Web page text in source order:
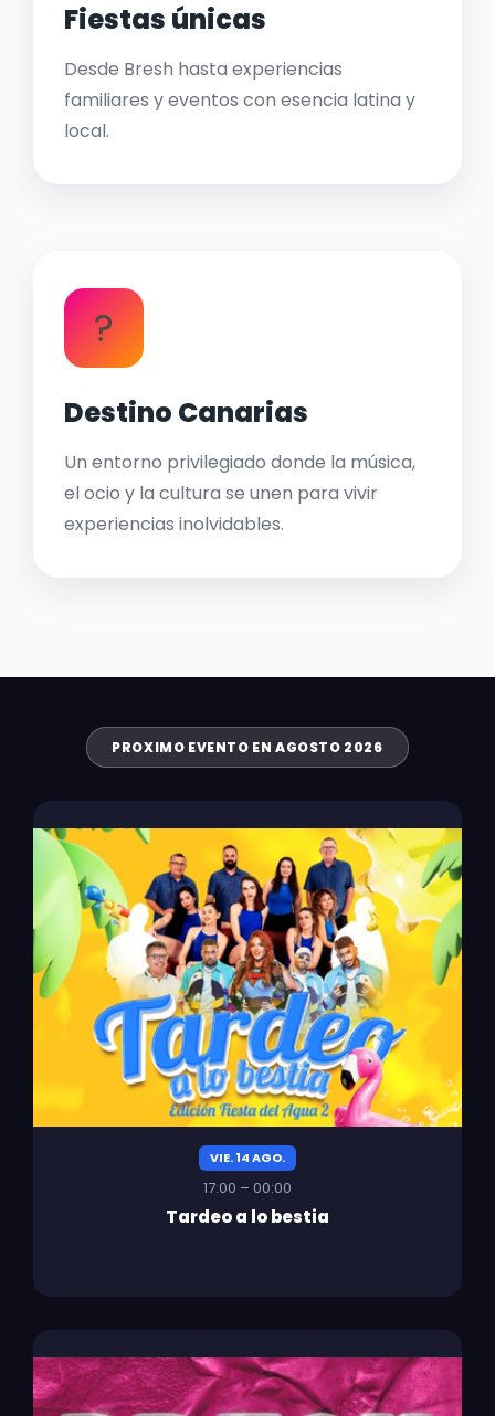
Fiestas únicas
Desde Bresh hasta experiencias
familiares y eventos con esencia latina y
local.
?
Destino Canarias
Un entorno privilegiado donde la música,
el ocio y la cultura se unen para vivir
experiencias inolvidables.
PROXIMO EVENTO EN AGOSTO 2026
VIE. 14 AGO.
17:00 – 00:00
Tardeo a lo bestia